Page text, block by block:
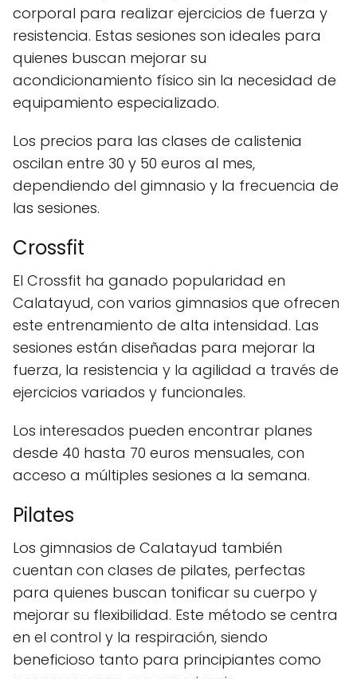
corporal para realizar ejercicios de fuerza y
resistencia. Estas sesiones son ideales para
quienes buscan mejorar su
acondicionamiento físico sin la necesidad de
equipamiento especializado.
Los precios para las clases de calistenia
oscilan entre 30 y 50 euros al mes,
dependiendo del gimnasio y la frecuencia de
las sesiones.
Crossfit
El Crossfit ha ganado popularidad en
Calatayud, con varios gimnasios que ofrecen
este entrenamiento de alta intensidad. Las
sesiones están diseñadas para mejorar la
fuerza, la resistencia y la agilidad a través de
ejercicios variados y funcionales.
Los interesados pueden encontrar planes
desde 40 hasta 70 euros mensuales, con
acceso a múltiples sesiones a la semana.
Pilates
Los gimnasios de Calatayud también
cuentan con clases de pilates, perfectas
para quienes buscan tonificar su cuerpo y
mejorar su flexibilidad. Este método se centra
en el control y la respiración, siendo
beneficioso tanto para principiantes como